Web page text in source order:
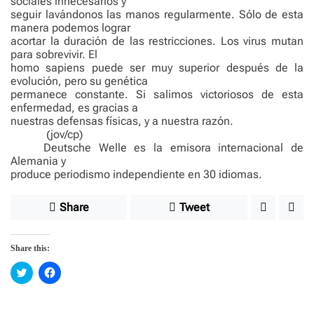
seguir lavándonos las manos regularmente. Sólo de esta
manera podemos lograr
acortar la duración de las restricciones. Los virus mutan
para sobrevivir. El
homo sapiens puede ser muy superior después de la
evolución, pero su genética
permanece constante. Si salimos victoriosos de esta
enfermedad, es gracias a
nuestras defensas físicas, y a nuestra razón.
(jov/cp)
Deutsche Welle es la emisora internacional de
Alemania y
produce periodismo independiente en 30 idiomas.
Share Tweet
Share this:
C
l
C
l